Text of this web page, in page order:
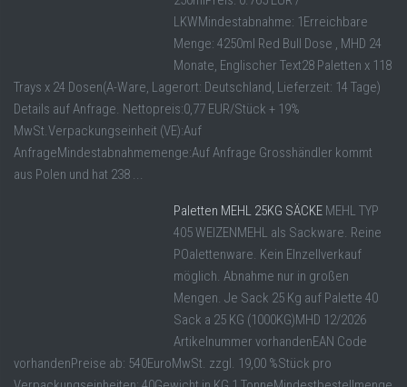
LKWMindestabnahme: 1Erreichbare
Menge: 4250ml Red Bull Dose , MHD 24
Monate, Englischer Text28 Paletten x 118
Trays x 24 Dosen(A-Ware, Lagerort: Deutschland, Lieferzeit: 14 Tage)
Details auf Anfrage. Nettopreis:0,77 EUR/Stück + 19%
MwSt.Verpackungseinheit (VE):Auf
AnfrageMindestabnahmemenge:Auf Anfrage Grosshändler kommt
aus Polen und hat 238 ...
Paletten MEHL 25KG SÄCKE MEHL TYP
405 WEIZENMEHL als Sackware. Reine
POalettenware. Kein EInzellverkauf
möglich. Abnahme nur in großen
Mengen. Je Sack 25 Kg auf Palette 40
Sack a 25 KG (1000KG)MHD 12/2026
Artikelnummer vorhandenEAN Code
vorhandenPreise ab: 540EuroMwSt. zzgl. 19,00 %Stück pro